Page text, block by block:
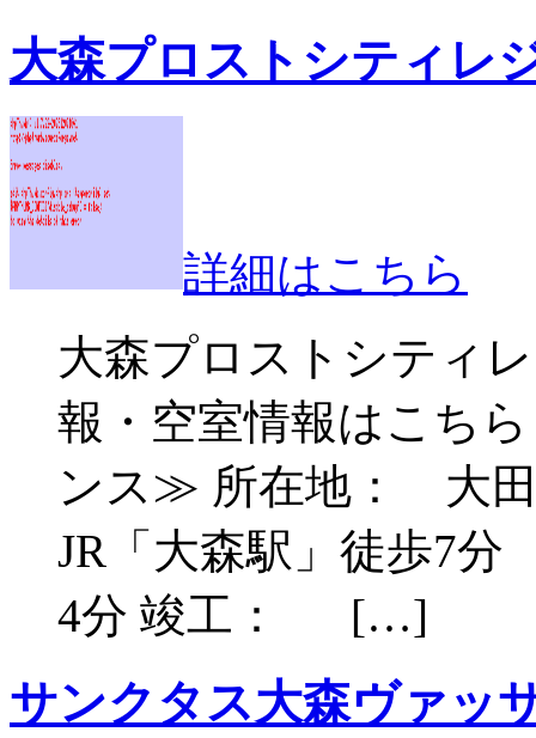
大森プロストシティレ
詳細はこちら
大森プロストシティ
報・空室情報はこち
ンス≫ 所在地： 大
JR「大森駅」徒歩7
4分 竣工： […]
サンクタス大森ヴァッ